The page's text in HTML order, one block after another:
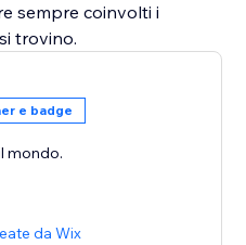
sempre coinvolti i
trovino.
e badge
mondo.
da Wix